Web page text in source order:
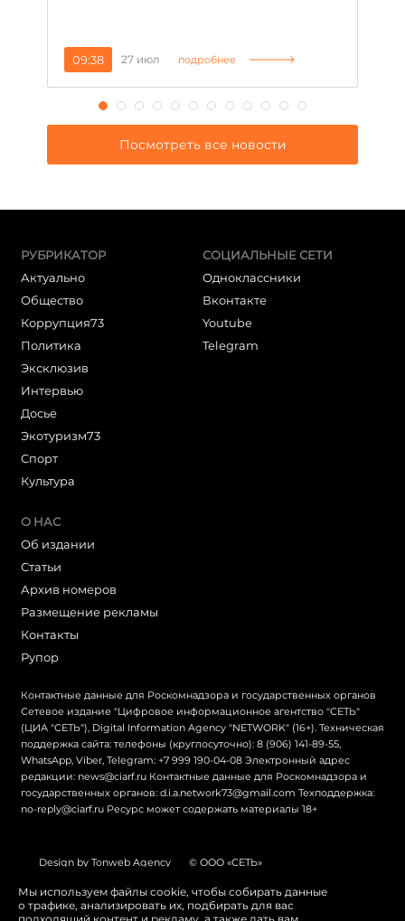
09:38 27 июл подробнее
Посмотреть все новости
РУБРИКАТОР
Актуально
Общество
Коррупция73
Политика
Эксклюзив
Интервью
Досье
Экотуризм73
Cпорт
Культура
СОЦИАЛЬНЫЕ СЕТИ
Одноклассники
Вконтакте
Youtube
Telegram
О НАС
Об издании
Статьи
Архив номеров
Размещение рекламы
Контакты
Рупор
Контактные данные для Роскомнадзора и государственных органов
Сетевое издание "Цифровое информационное агентство "СЕТЬ"
(ЦИА "СЕТЬ"), Digital Information Agency "NETWORK" (16+). Техническая
поддержка сайта: телефоны (круглосуточно): 8 (906) 141-89-55,
WhatsApp, Viber, Telegram: +7 999 190-04-08 Электронный адрес
редакции: news@ciarf.ru Контактные данные для Роскомнадзора и
государственных органов: d.i.a.network73@gmail.com Техподдержка:
no-reply@ciarf.ru Ресурс может содержать материалы 18+
Design by Tonweb Agency © ООО «СЕТЬ»
Политика конфиденциальности Карта сайта
Switch to English
Мы используем файлы cookie, чтобы собирать данные
о трафике, анализировать их, подбирать для вас